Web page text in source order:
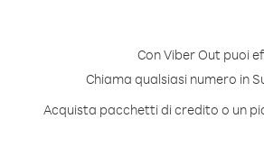
Con Viber Out puoi
Chiama qualsiasi numero in
Acquista pacchetti di credito o un